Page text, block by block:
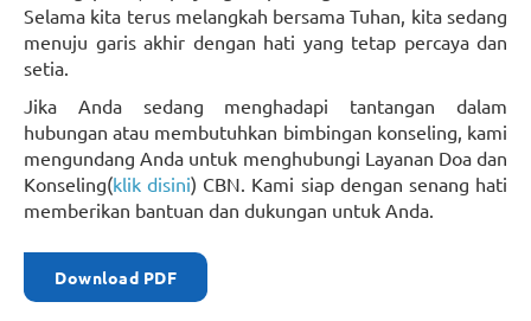
Selama kita terus melangkah bersama Tuhan, kita sedang
menuju garis akhir dengan hati yang tetap percaya dan
setia.
Jika Anda sedang menghadapi tantangan dalam
hubungan atau membutuhkan bimbingan konseling, kami
mengundang Anda untuk menghubungi Layanan Doa dan
Konseling(klik disini) CBN. Kami siap dengan senang hati
memberikan bantuan dan dukungan untuk Anda.
Download PDF